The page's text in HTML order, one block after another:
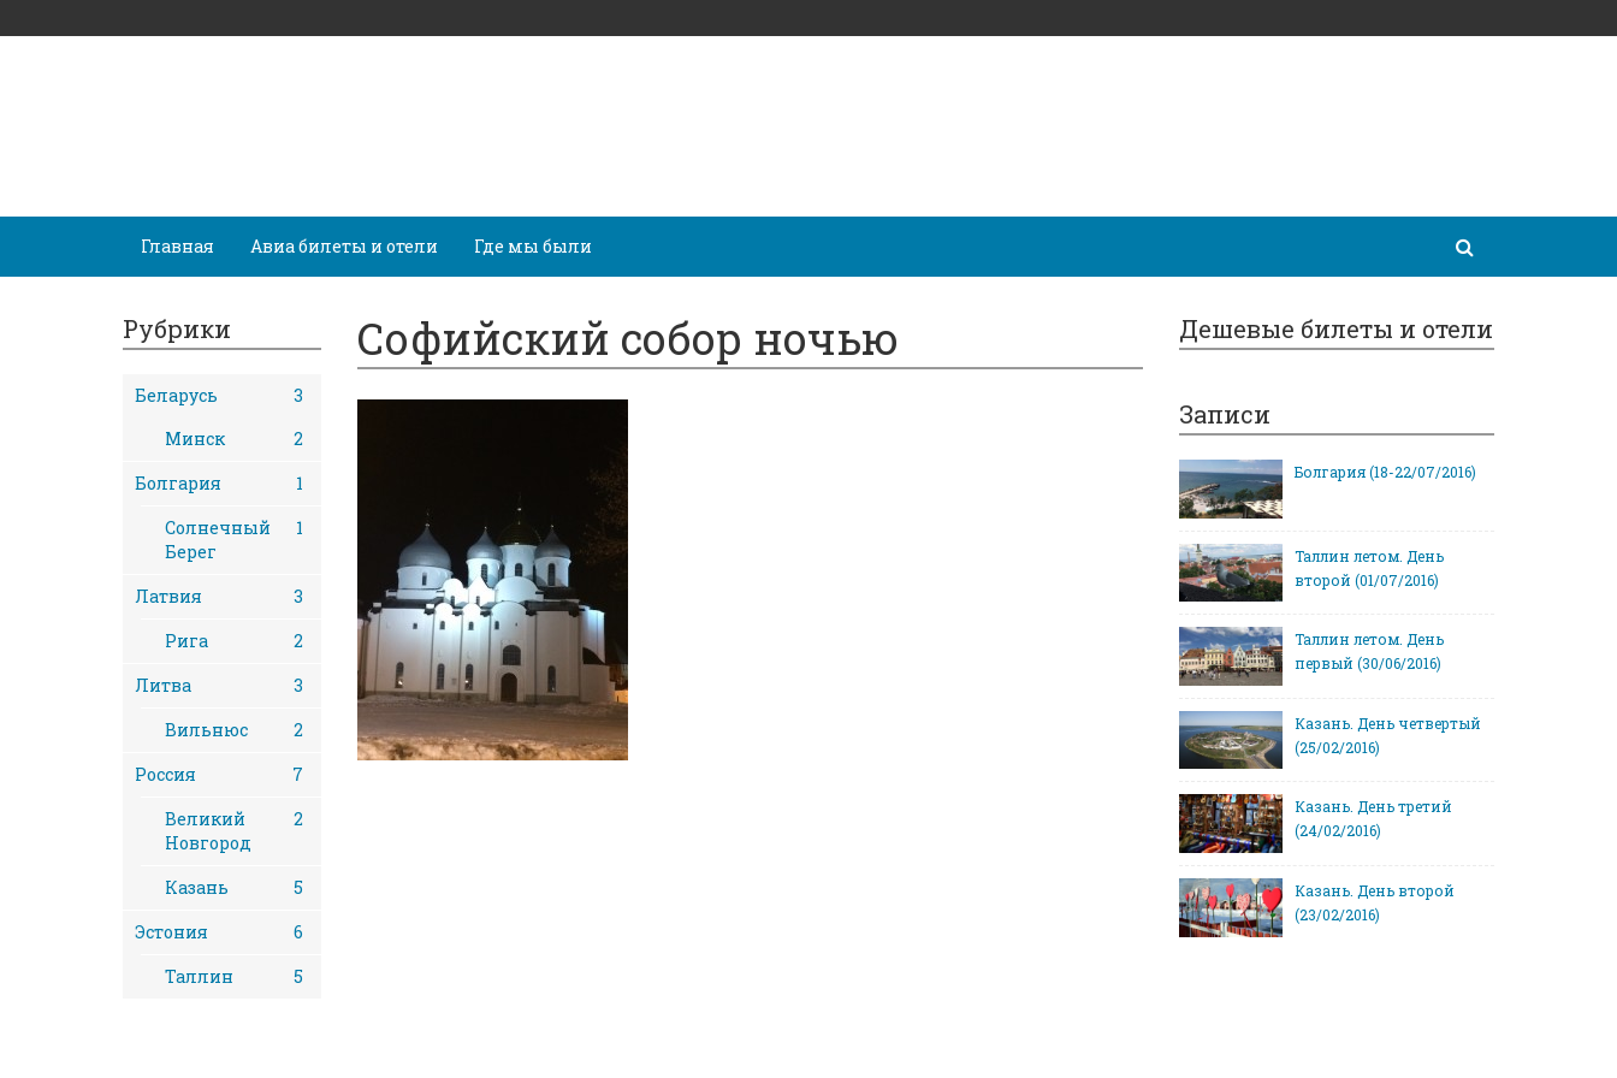
Главная Авиа билеты и отели Где мы были
Софийский собор ночью Дешевые билеты и отели
Записи
Болгария (18-22/07/2016)
Таллин летом. День
второй (01/07/2016)
Таллин летом. День
первый (30/06/2016)
Казань. День четвертый
(25/02/2016)
Казань. День третий
(24/02/2016)
Казань. День второй
(23/02/2016)
Рубрики
Беларусь
3
Минск
2
Болгария
1
Солнечный
Берег
1
Латвия
3
Рига
2
Литва
3
Вильнюс
2
Россия
7
Великий
Новгород
2
Казань
5
Эстония
6
Таллин
5